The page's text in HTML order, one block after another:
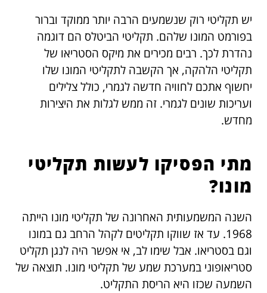
יש תקליטי רוק שנשמעים הרבה יותר ממוקד וברור
בפורמט המונו שלהם. תקליטי הביטלס הם דוגמה
נהדרת לכך. רבים מכירים את מיקס הסטריאו של
תקליטי הלהקה, אך הקשבה לתקליטי המונו שלו
יחשוף אתכם לחוויה חדשה לגמרי, כולל צלילים
ועריכות שונים לגמרי. זה ממש לגלות את היצירות
מחדש.
מתי הפסיקו לעשות תקליטי
מונו?
השנה המשמעותית האחרונה של תקליטי מונו הייתה
1968. עד אז שווקו תקליטים לקהל הרחב גם במונו
וגם בסטריאו. אבל שימו לב, אי אפשר היה לנגן תקליט
סטריאופוני במערכת שמע של תקליטי מונו. תוצאה של
השמעה שכזו היא הריסת התקליט.